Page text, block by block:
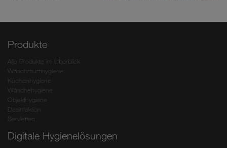
Produkte
Alle Produkte im Überblick
Waschraumhygiene
Küchenhygiene
Wäschehygiene
Objekthygiene
Desinfektion
Servietten
Digitale Hygienelösungen